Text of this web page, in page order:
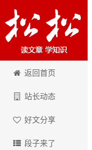
卢松松博客
返回首页
站长动态
好文分享
段子来了